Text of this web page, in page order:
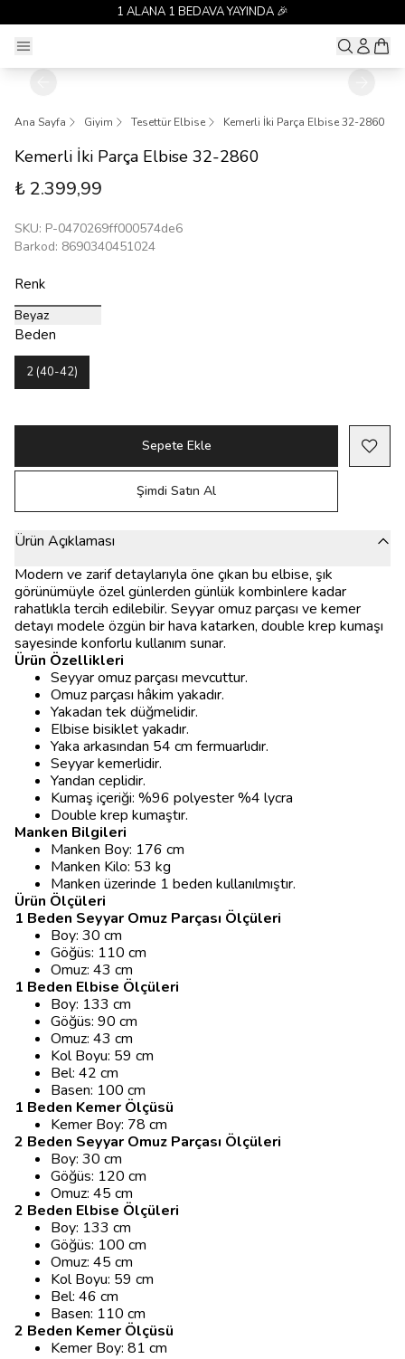
1 ALANA 1 BEDAVA YAYINDA 🎉
Ana Sayfa Giyim Tesettür Elbise Kemerli İki Parça Elbise 32-2860
Kemerli İki Parça Elbise 32-2860
₺ 2.399,99
SKU: P-0470269ff000574de6
Barkod: 8690340451024
Renk
Beyaz
Beden
2 (40-42)
Sepete Ekle
Şimdi Satın Al
Ürün Açıklaması
Modern ve zarif detaylarıyla öne çıkan bu elbise, şık
görünümüyle özel günlerden günlük kombinlere kadar
rahatlıkla tercih edilebilir. Seyyar omuz parçası ve kemer
detayı modele özgün bir hava katarken, double krep kumaşı
sayesinde konforlu kullanım sunar.
Ürün Özellikleri
Seyyar omuz parçası mevcuttur.
Omuz parçası hâkim yakadır.
Yakadan tek düğmelidir.
Elbise bisiklet yakadır.
Yaka arkasından 54 cm fermuarlıdır.
Seyyar kemerlidir.
Yandan ceplidir.
Kumaş içeriği: %96 polyester %4 lycra
Double krep kumaştır.
Manken Bilgileri
Manken Boy: 176 cm
Manken Kilo: 53 kg
Manken üzerinde 1 beden kullanılmıştır.
Ürün Ölçüleri
1 Beden Seyyar Omuz Parçası Ölçüleri
Boy: 30 cm
Göğüs: 110 cm
Omuz: 43 cm
1 Beden Elbise Ölçüleri
Boy: 133 cm
Göğüs: 90 cm
Omuz: 43 cm
Kol Boyu: 59 cm
Bel: 42 cm
Basen: 100 cm
1 Beden Kemer Ölçüsü
Kemer Boy: 78 cm
2 Beden Seyyar Omuz Parçası Ölçüleri
Boy: 30 cm
Göğüs: 120 cm
Omuz: 45 cm
2 Beden Elbise Ölçüleri
Boy: 133 cm
Göğüs: 100 cm
Omuz: 45 cm
Kol Boyu: 59 cm
Bel: 46 cm
Basen: 110 cm
2 Beden Kemer Ölçüsü
Kemer Boy: 81 cm